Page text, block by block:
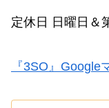
定休日 日曜日＆
『3SO』Google